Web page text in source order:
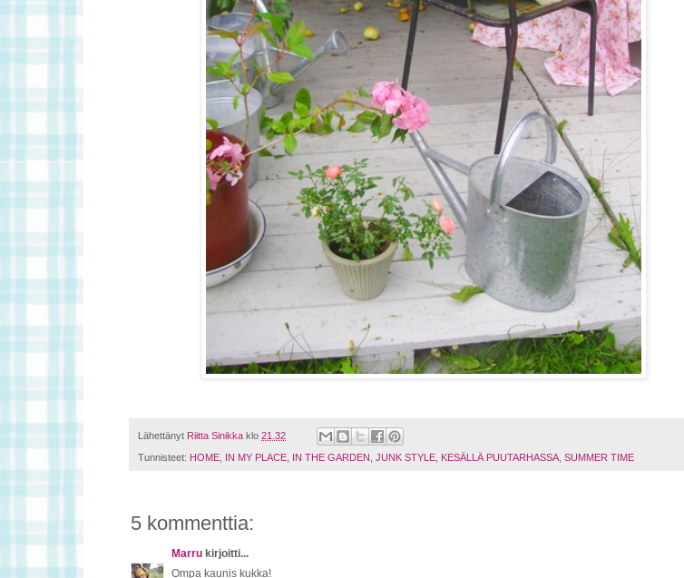
Lähettänyt Riitta Sinikka klo 21.32
Tunnisteet: HOME IN MY PLACE IN THE GARDEN JUNK STYLE KESÄLLÄ PUUTARHASSA SUMMER TIME
5 kommenttia:
Marru kirjoitti...
Ompa kaunis kukka!